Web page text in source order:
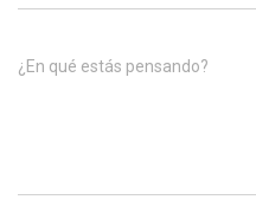
¿En qué estás pensando?